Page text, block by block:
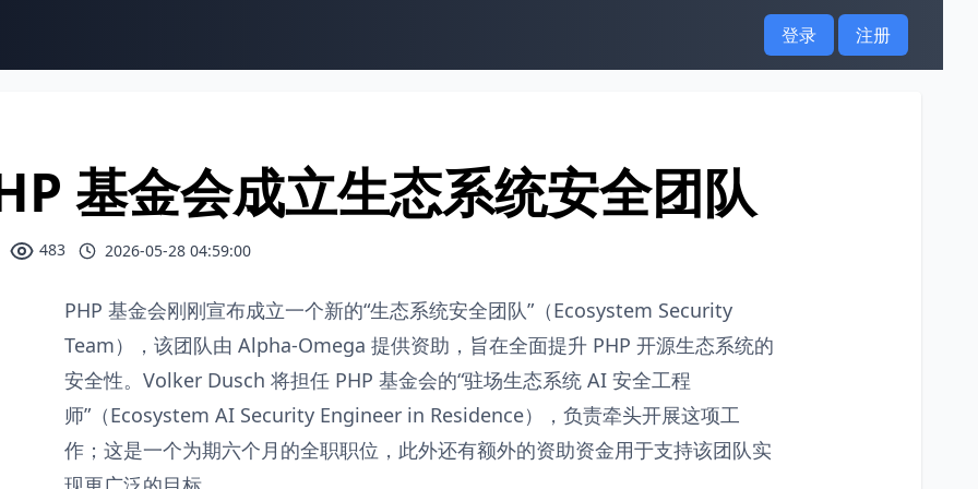
登录 注册
基金会成立生态系统安全团队
483 2026-05-28 04:59:00
PHP 基金会刚刚宣布成立一个新的“生态系统安全团队”（Ecosystem Security
Team），该团队由 Alpha-Omega 提供资助，旨在全面提升 PHP 开源生态系统的
安全性。Volker Dusch 将担任 PHP 基金会的“驻场生态系统 AI 安全工程
师”（Ecosystem AI Security Engineer in Residence），负责牵头开展这项工
作；这是一个为期六个月的全职职位，此外还有额外的资助资金用于支持该团队实